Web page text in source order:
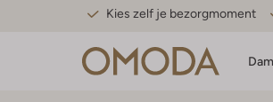
Kies zelf je bezorgmoment